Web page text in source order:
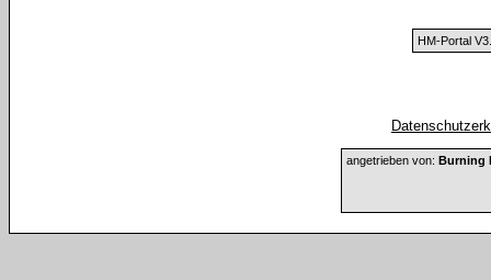
HM-Portal
angetrieben von: Burning